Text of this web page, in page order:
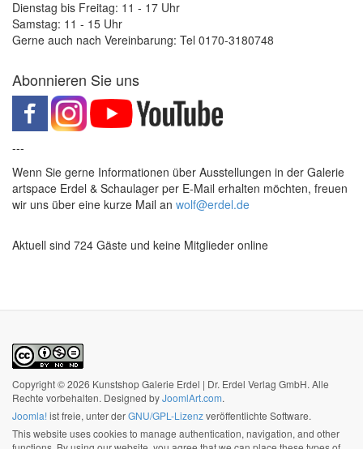
Dienstag bis Freitag: 11 - 17 Uhr
Samstag: 11 - 15 Uhr
Gerne auch nach Vereinbarung: Tel 0170-3180748
Abonnieren Sie uns
---
Wenn Sie gerne Informationen über Ausstellungen in der Galerie
artspace Erdel & Schaulager per E-Mail erhalten möchten, freuen
wir uns über eine kurze Mail an wolf@erdel.de
Aktuell sind 724 Gäste und keine Mitglieder online
Copyright © 2026 Kunstshop Galerie Erdel | Dr. Erdel Verlag GmbH. Alle
Rechte vorbehalten. Designed byJoomlArt.com.
Joomla!ist freie, unter derGNU/GPL-Lizenzveröffentlichte Software.
This website uses cookies to manage authentication, navigation, and other